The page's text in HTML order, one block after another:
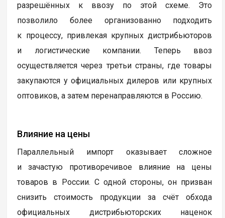
разрешённых к ввозу по этой схеме. Это
позволило более организованно подходить
к процессу, привлекая крупных дистрибьюторов
и логистические компании. Теперь ввоз
осуществляется через третьи страны, где товары
закупаются у официальных дилеров или крупных
оптовиков, а затем перенаправляются в Россию.
Влияние на цены
Параллельный импорт оказывает сложное
и зачастую противоречивое влияние на цены
товаров в России. С одной стороны, он призван
снизить стоимость продукции за счёт обхода
официальных дистрибьюторских наценок